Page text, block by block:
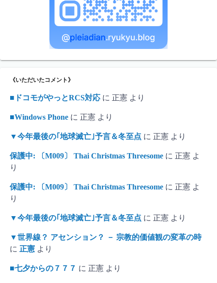
《いただいたコメント》
■ドコモがやっとRCS対応 に 正憲 より
■Windows Phone に 正憲 より
▼今年最後の｢地球滅亡｣予言＆冬至点 に 正憲 より
保護中: 〔M009〕 Thai Christmas Threesome に 正憲 よ
り
保護中: 〔M009〕 Thai Christmas Threesome に 正憲 よ
り
▼今年最後の｢地球滅亡｣予言＆冬至点 に 正憲 より
▼世界線？ アセンション？ － 宗教的価値観の変革の時
に 正憲 より
■七夕からの７７７ に 正憲 より